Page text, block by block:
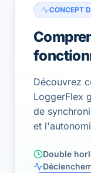
CONCEPT
Découvrez
LoggerFlex
de
et
Double